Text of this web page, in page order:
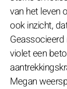
van het leven
ook inzicht,
violet een
Megan